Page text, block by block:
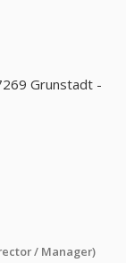
Grunstadt -
/ Manager)